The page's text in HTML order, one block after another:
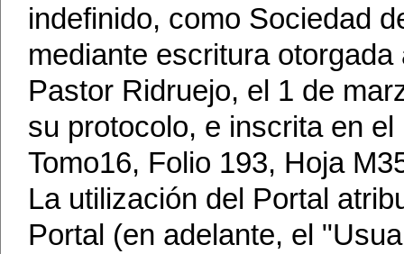
indefinido, como Sociedad
mediante escritura
Pastor Ridruejo, el 1 de
su protocolo, e inscrita en
Tomo16, Folio 193, Hoja
La utilización del Portal
Portal (en adelante, el